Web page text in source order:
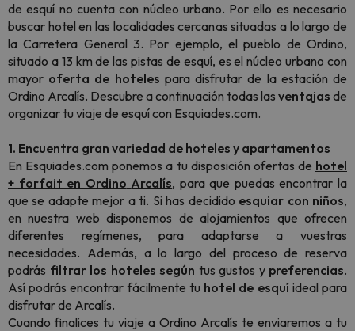
de esquí no cuenta con núcleo urbano. Por ello es necesario
buscar hotel en las localidades cercanas situadas a lo largo de
la Carretera General 3. Por ejemplo, el pueblo de Ordino,
situado a 13 km de las pistas de esquí, es el núcleo urbano con
mayor oferta de hoteles para disfrutar de la estación de
Ordino Arcalís. Descubre a continuación todas las ventajas de
organizar tu viaje de esquí con Esquiades.com.
1. Encuentra gran variedad de hoteles y apartamentos
En Esquiades.com ponemos a tu disposición ofertas de hotel
+ forfait en Ordino Arcalís, para que puedas encontrar la
que se adapte mejor a ti. Si has decidido esquiar con niños,
en nuestra web disponemos de alojamientos que ofrecen
diferentes regímenes, para adaptarse a vuestras
necesidades. Además, a lo largo del proceso de reserva
podrás filtrar los hoteles según tus gustos y preferencias.
Así podrás encontrar fácilmente tu hotel de esquí ideal para
disfrutar de Arcalís.
Cuando finalices tu viaje a Ordino Arcalís te enviaremos a tu